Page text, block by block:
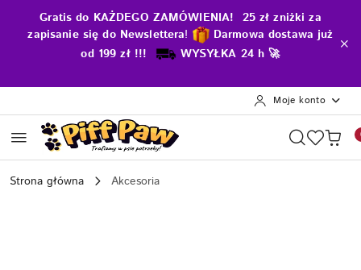
Przejdź do treści głównej
Przejdź do wyszukiwarki
Przejdź do moje konto
Przejdź do menu głównego
Przejdź do opisu produktu
Przejdź do stopki
Gratis do KAŻDEGO ZAMÓWIENIA! 25 zł zniżki za
zapisanie się do Newslettera! Darmowa dostawa już
od 199 zł !!!
WYSYŁKA 24 h 🚀
Moje konto
Strona główna Akcesoria